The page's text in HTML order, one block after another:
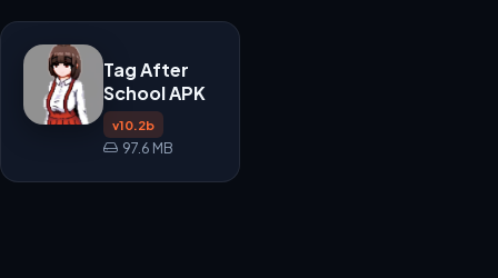
Tag After
School APK
v10.2b
97.6 MB